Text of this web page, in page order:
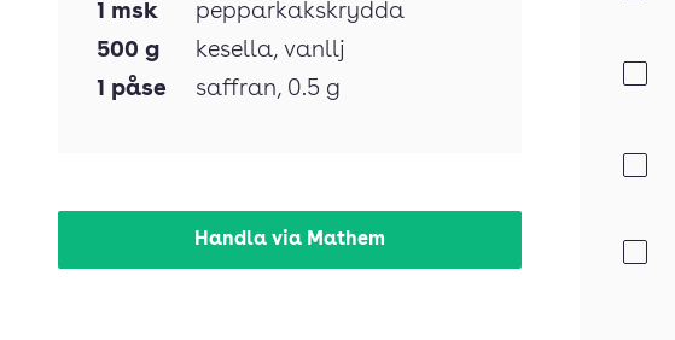
1 msk
pepparkakskrydda
500 g kesella, vanllj
1 påse saffran, 0.5 g
Handla via Mathem